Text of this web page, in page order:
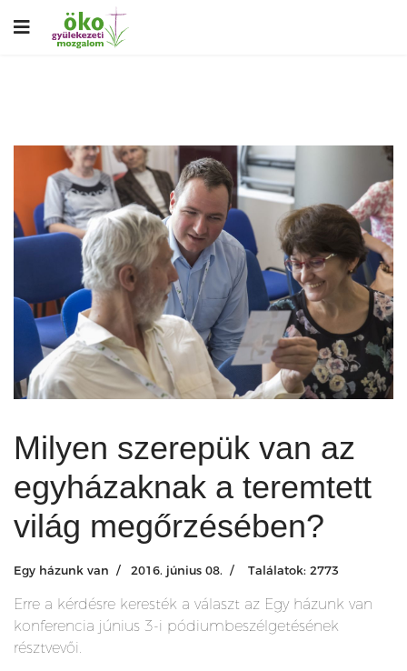
Previous Next
Milyen szerepük van az
egyházaknak a teremtett
világ megőrzésében?
Egy házunk van 2016. június 08. Találatok: 2773
Erre a kérdésre keresték a választ az Egy házunk van
konferencia június 3-i pódiumbeszélgetésének
résztvevői.